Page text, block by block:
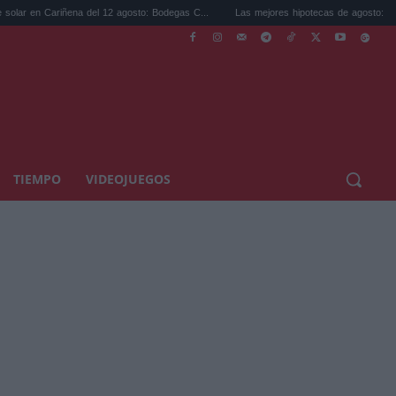
del 12 agosto: Bodegas C... Las mejores hipotecas de agosto: el TAE más
TIEMPO VIDEOJUEGOS